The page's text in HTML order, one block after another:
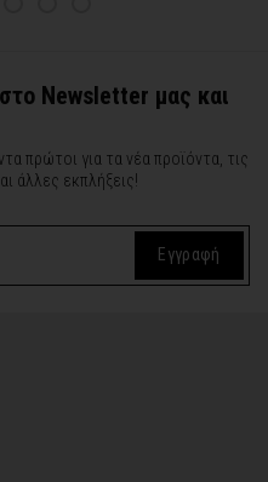
Newsletter μας και
πρώτοι για τα νέα προϊόντα, τις
άλλες εκπλήξεις!
Εγγραφή